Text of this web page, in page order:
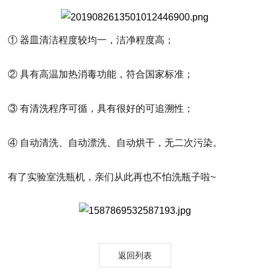
① 器皿清洁程度较均一，洁净程度高；
② 具有高温加热消毒功能，符合国家标准；
③ 有清洗程序可循，具有很好的可追溯性；
④ 自动清洗、自动漂洗、自动烘干，无二次污染。
有了实验室洗瓶机，亲们从此再也不怕洗瓶子啦~
返回列表